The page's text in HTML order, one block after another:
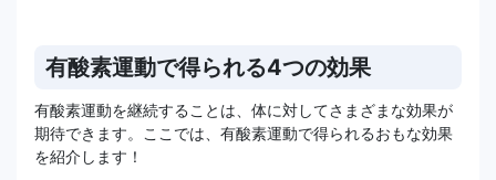
有酸素運動で得られる4つの効果
有酸素運動を継続することは、体に対してさまざまな効果が
期待できます。ここでは、有酸素運動で得られるおもな効果
を紹介します！